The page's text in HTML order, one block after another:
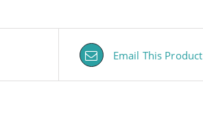
Email This Product